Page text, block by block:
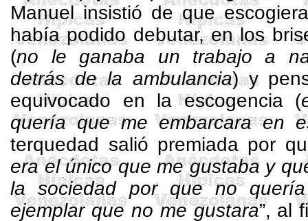
Manuel insistió de que
había podido debutar, en los
(no le ganaba un trabajo a
detrás de la ambulancia) y
equivocado en la escogencia (
quería que me embarcara en
terquedad salió premiada por
era el único que me gustaba y
la sociedad por que no
ejemplar que no me gustara”, al